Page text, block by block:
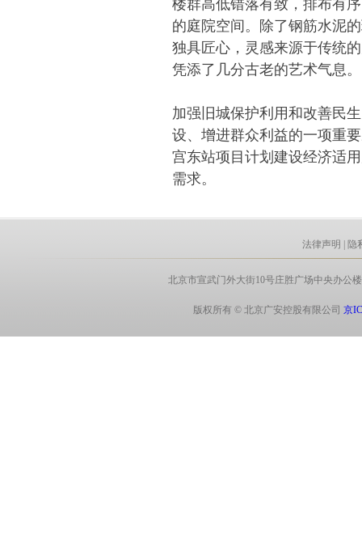
楼群高低错落有致，排布有
的庭院空间。除了钢筋水泥
独具匠心，灵感来源于传统
凭添了几分古老的艺术气息。
加强旧城保护利用和改善民
设、增进群众利益的一项重
宫东站项目计划建设经济适
需求。
法律声明 隐
北京市宣武门外大街10号庄胜广场中央办公
版权所有 © 北京广安控股有限公司京